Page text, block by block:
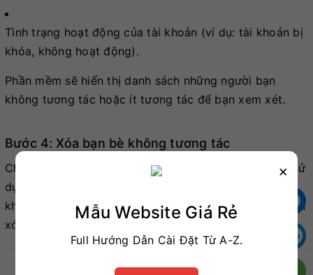
Tình trạng hoạt động của tài khoản (ví dụ: tài khoản bị
khóa, không hoạt động).
Phần mềm sẽ hiển thị danh sách những người bạn
không tương tác hoặc ít tương tác để bạn xem xét.
Bước 4: Xóa bạn bè không tương tác
Chọn những người bạn muốn xóa khỏi danh sách và sử
dụng chức năng xóa hàng loạt của phần mềm. Trước
khi xóa, hãy đảm bảo rằng bạn đã kiểm tra kỹ để tránh
xóa nhầm những khách hàng tiềm năng.
×
Mẫu Website Giá Rẻ
Full Hướng Dẫn Cài Đặt Từ A-Z.